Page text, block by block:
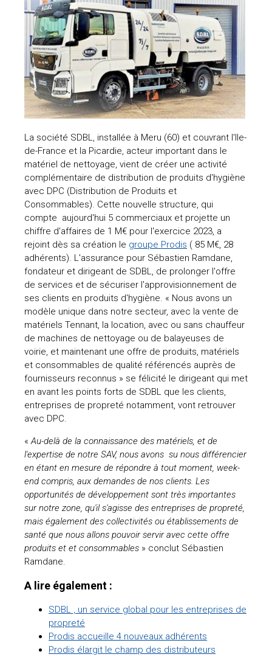
La société SDBL, installée à Meru (60) et couvrant l'Ile-
de-France et la Picardie, acteur important dans le
matériel de nettoyage, vient de créer une activité
complémentaire de distribution de produits d'hygiène
avec DPC (Distribution de Produits et
Consommables). Cette nouvelle structure, qui
compte aujourd'hui 5 commerciaux et projette un
chiffre d'affaires de 1 M€ pour l'exercice 2023, a
rejoint dès sa création le groupe Prodis ( 85 M€, 28
adhérents). L'assurance pour Sébastien Ramdane,
fondateur et dirigeant de SDBL, de prolonger l'offre
de services et de sécuriser l'approvisionnement de
ses clients en produits d'hygiène. « Nous avons un
modèle unique dans notre secteur, avec la vente de
matériels Tennant, la location, avec ou sans chauffeur
de machines de nettoyage ou de balayeuses de
voirie, et maintenant une offre de produits, matériels
et consommables de qualité référencés auprès de
fournisseurs reconnus » se félicité le dirigeant qui met
en avant les points forts de SDBL que les clients,
entreprises de propreté notamment, vont retrouver
avec DPC.
« Au-delà de la connaissance des matériels, et de
l'expertise de notre SAV, nous avons su nous différencier
en étant en mesure de répondre à tout moment, week-
end compris, aux demandes de nos clients. Les
opportunités de développement sont très importantes
sur notre zone, qu'il s'agisse des entreprises de propreté,
mais également des collectivités ou établissements de
santé que nous allons pouvoir servir avec cette offre
produits et et consommables » conclut Sébastien
Ramdane.
A lire également :
SDBL , un service global pour les entreprises de
propreté
Prodis accueille 4 nouveaux adhérents
Prodis élargit le champ des distributeurs